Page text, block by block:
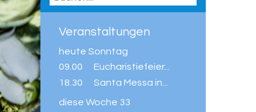
Veranstaltungen
heute Sonntag
09.00
Eucharistiefeier...
18.30
Santa Messa in...
diese Woche 33